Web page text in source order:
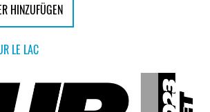
HINZUFÜGEN
LE LAC